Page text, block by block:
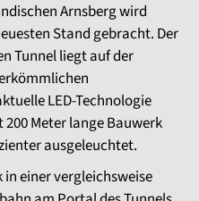
Arnsberg wird
Stand gebracht. Der
Tunnel liegt auf der
LED-Technologie
Meter lange Bauwerk
ausgeleuchtet.
einer vergleichsweise